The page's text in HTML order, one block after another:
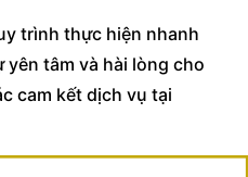
trình thực hiện nhanh
tâm và hài lòng cho
cam kết dịch vụ tại